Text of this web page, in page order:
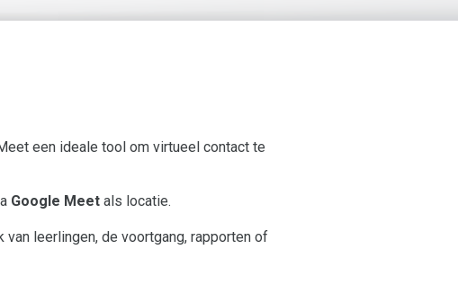
een ideale tool om virtueel contact te
Google Meet als locatie.
van leerlingen, de voortgang, rapporten of